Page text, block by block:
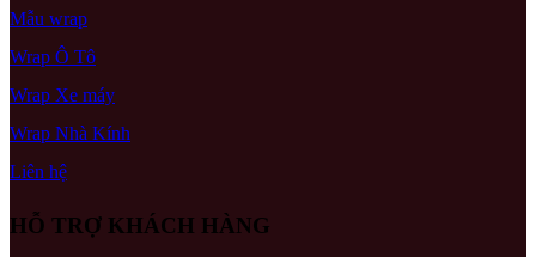
Mẫu wrap
Wrap Ô Tô
Wrap Xe máy
Wrap Nhà Kính
Liên hệ
HỖ TRỢ KHÁCH HÀNG